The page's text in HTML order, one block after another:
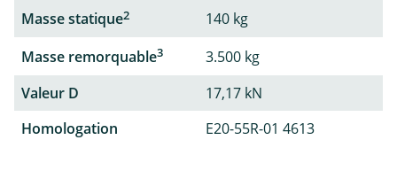
Masse statique2
140 kg
Masse remorquable3
3.500 kg
Valeur D
17,17 kN
Homologation
E20-55R-01 4613